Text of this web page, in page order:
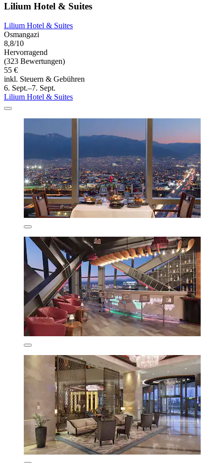
Lilium Hotel & Suites
Lilium Hotel & Suites
Osmangazi
8,8/10
Hervorragend
(323 Bewertungen)
55 €
inkl. Steuern & Gebühren
6. Sept.–7. Sept.
Lilium Hotel & Suites